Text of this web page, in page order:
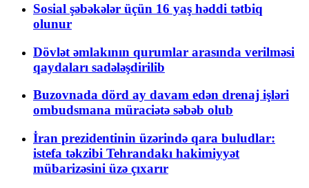
Sosial şəbəkələr üçün 16 yaş həddi tətbiq
olunur
Dövlət əmlakının qurumlar arasında verilməsi
qaydaları sadələşdirilib
Buzovnada dörd ay davam edən drenaj işləri
ombudsmana müraciətə səbəb olub
İran prezidentinin üzərində qara buludlar:
istefa təkzibi Tehrandakı hakimiyyət
mübarizəsini üzə çıxarır